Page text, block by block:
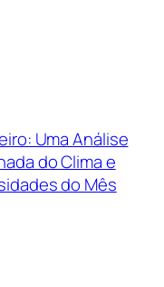
Uma Análise
do Clima e
do Mês